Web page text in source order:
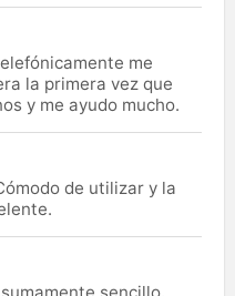
me
la primera vez que
y me ayudo mucho.
de utilizar y la